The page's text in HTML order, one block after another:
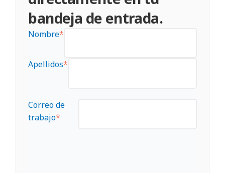
bandeja de entrada.
Nombre*
Apellidos*
Correo de
trabajo*